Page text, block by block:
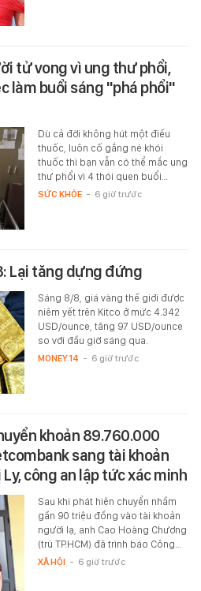
tử vong vì ung thư phổi,
làm buổi sáng "phá phổi"
Dù cả đời không hút một điếu
thuốc, luôn cố gắng né khói
thuốc thì bạn vẫn có thể mắc ung
thư phổi vì 4 thói quen buổi…
SỨC KHỎE - 6 giờ trước
Lại tăng dựng đứng
Sáng 8/8, giá vàng thế giới được
niêm yết trên Kitco ở mức 4.342
USD/ounce, tăng 97 USD/ounce
so với đầu giờ sáng qua.
MONEY.14 - 6 giờ trước
khoản 89.760.000
sang tài khoản
công an lập tức xác minh
Sau khi phát hiện chuyển nhầm
gần 90 triệu đồng vào tài khoản
người lạ, anh Cao Hoàng Chương
(trú TP.HCM) đã trình báo Công…
XÃ HỘI - 6 giờ trước